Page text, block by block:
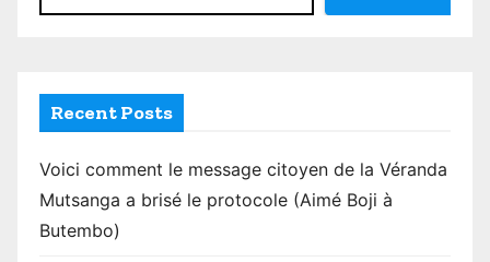
a
i
a
t
Recent Posts
Voici comment le message citoyen de la Véranda
Mutsanga a brisé le protocole (Aimé Boji à
Butembo)